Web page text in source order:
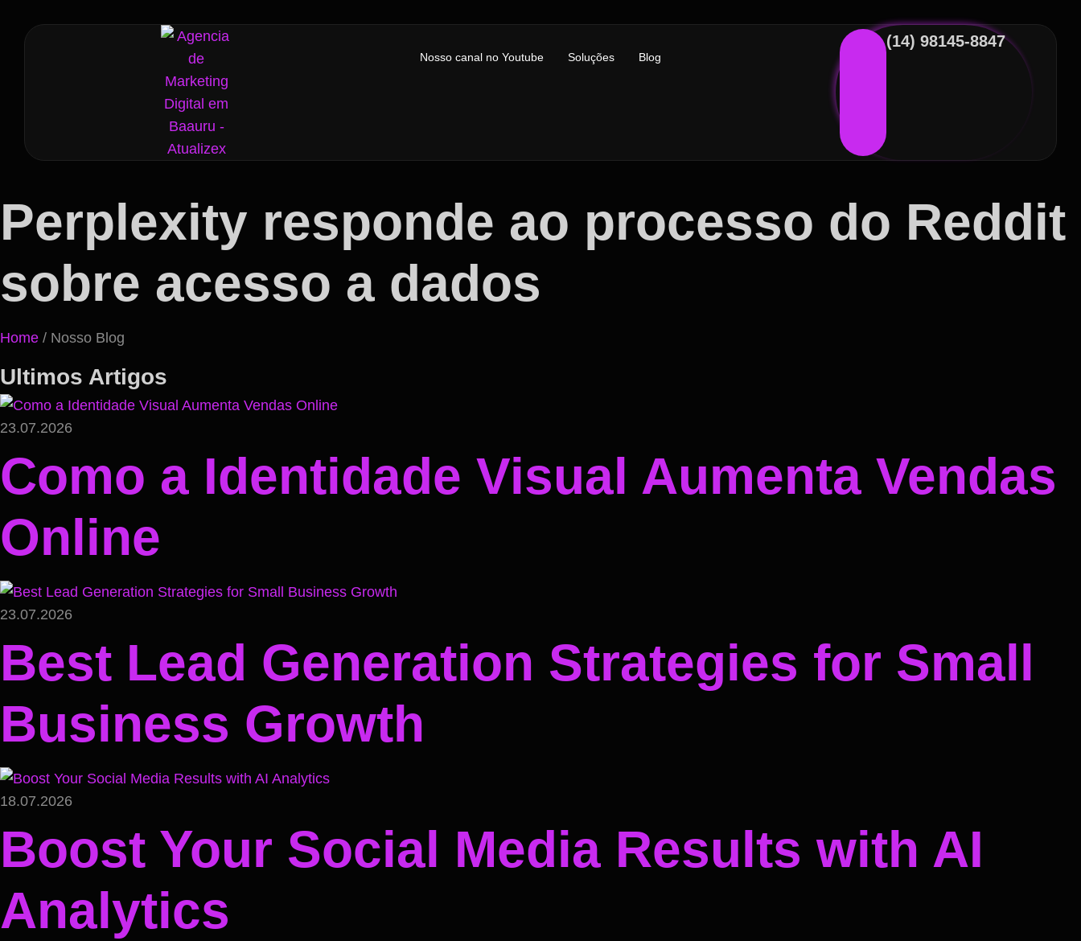
Nosso canal no Youtube Soluções Blog
(14) 98145-8847
Perplexity responde ao processo do Reddit
sobre acesso a dados
Home / Nosso Blog
Ultimos Artigos
23.07.2026
Como a Identidade Visual Aumenta Vendas
Online
23.07.2026
Best Lead Generation Strategies for Small
Business Growth
18.07.2026
Boost Your Social Media Results with AI
Analytics